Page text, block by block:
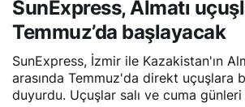
katılıyor
SunExpress, Almatı
Temmuz’da başlayacak
SunExpress, İzmir ile Kazakistan'ın
arasında Temmuz'da direkt uçuşlara
duyurdu. Uçuşlar salı ve cuma günleri